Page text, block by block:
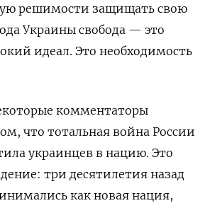
решимости защищать свою
Украины свобода — это
идеал. Это необходимость
комментаторы
что тотальная война России
украинцев в нацию. Это
три десятилетия назад
как новая нация,